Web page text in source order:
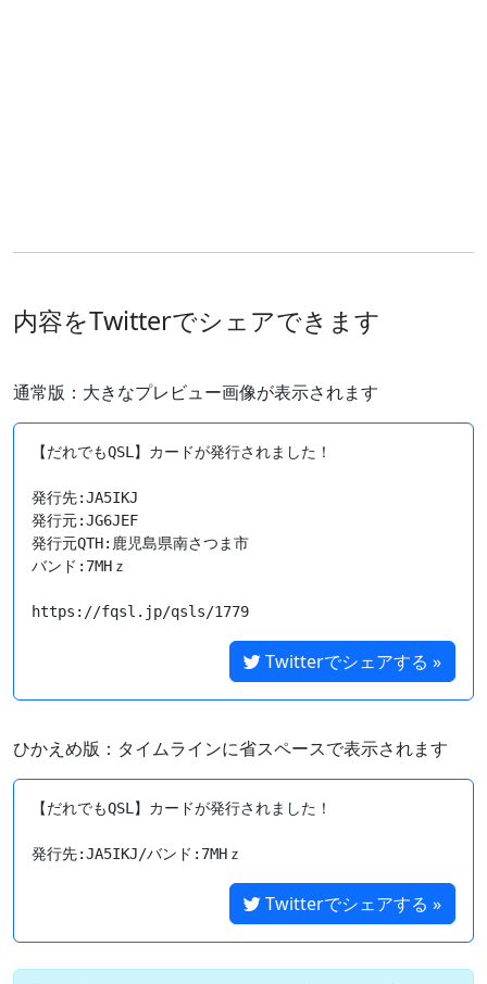
内容をTwitterでシェアできます
通常版：大きなプレビュー画像が表示されます
【だれでもQSL】カードが発行されました！
発行先:JA5IKJ
発行元:JG6JEF
発行元QTH:鹿児島県南さつま市
バンド:7MHｚ
https://fqsl.jp/qsls/1779
Twitterでシェアする »
ひかえめ版：タイムラインに省スペースで表示されます
【だれでもQSL】カードが発行されました！
Twitterでシェアする »